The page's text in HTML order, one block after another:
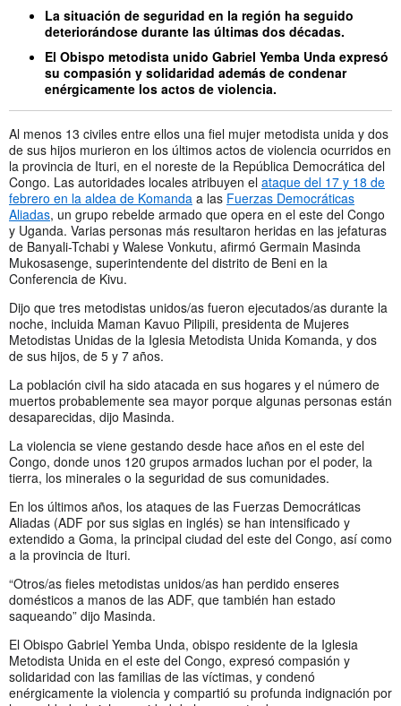
La situación de seguridad en la región ha seguido
deteriorándose durante las últimas dos décadas.
El Obispo metodista unido Gabriel Yemba Unda expresó
su compasión y solidaridad además de condenar
enérgicamente los actos de violencia.
Al menos 13 civiles entre ellos una fiel mujer metodista unida y dos
de sus hijos murieron en los últimos actos de violencia ocurridos en
la provincia de Ituri, en el noreste de la República Democrática del
Congo. Las autoridades locales atribuyen el ataque del 17 y 18 de
febrero en la aldea de Komanda a las Fuerzas Democráticas
Aliadas, un grupo rebelde armado que opera en el este del Congo
y Uganda. Varias personas más resultaron heridas en las jefaturas
de Banyali-Tchabi y Walese Vonkutu, afirmó Germain Masinda
Mukosasenge, superintendente del distrito de Beni en la
Conferencia de Kivu.
Dijo que tres metodistas unidos/as fueron ejecutados/as durante la
noche, incluida Maman Kavuo Pilipili, presidenta de Mujeres
Metodistas Unidas de la Iglesia Metodista Unida Komanda, y dos
de sus hijos, de 5 y 7 años.
La población civil ha sido atacada en sus hogares y el número de
muertos probablemente sea mayor porque algunas personas están
desaparecidas, dijo Masinda.
La violencia se viene gestando desde hace años en el este del
Congo, donde unos 120 grupos armados luchan por el poder, la
tierra, los minerales o la seguridad de sus comunidades.
En los últimos años, los ataques de las Fuerzas Democráticas
Aliadas (ADF por sus siglas en inglés) se han intensificado y
extendido a Goma, la principal ciudad del este del Congo, así como
a la provincia de Ituri.
“Otros/as fieles metodistas unidos/as han perdido enseres
domésticos a manos de las ADF, que también han estado
saqueando” dijo Masinda.
El Obispo Gabriel Yemba Unda, obispo residente de la Iglesia
Metodista Unida en el este del Congo, expresó compasión y
solidaridad con las familias de las víctimas, y condenó
enérgicamente la violencia y compartió su profunda indignación por